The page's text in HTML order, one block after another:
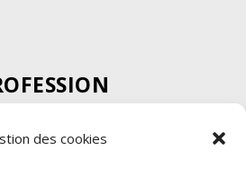
des cookies